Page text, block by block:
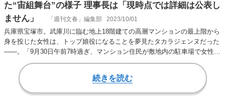
た“宙組舞台”の様子 理事長は「現時点では詳細は公表し
ません」
「週刊文春」編集部 2023/10/01
兵庫県宝塚市。武庫川に臨む地上18階建ての高層マンションの最上階から
身を投じた女性は、トップ娘役になることを夢見たタカラジェンヌだった
――。「9月30日午前7時過ぎ、マンション住民が敷地内の駐車場で女性が
うつ伏せで…
続きを読む